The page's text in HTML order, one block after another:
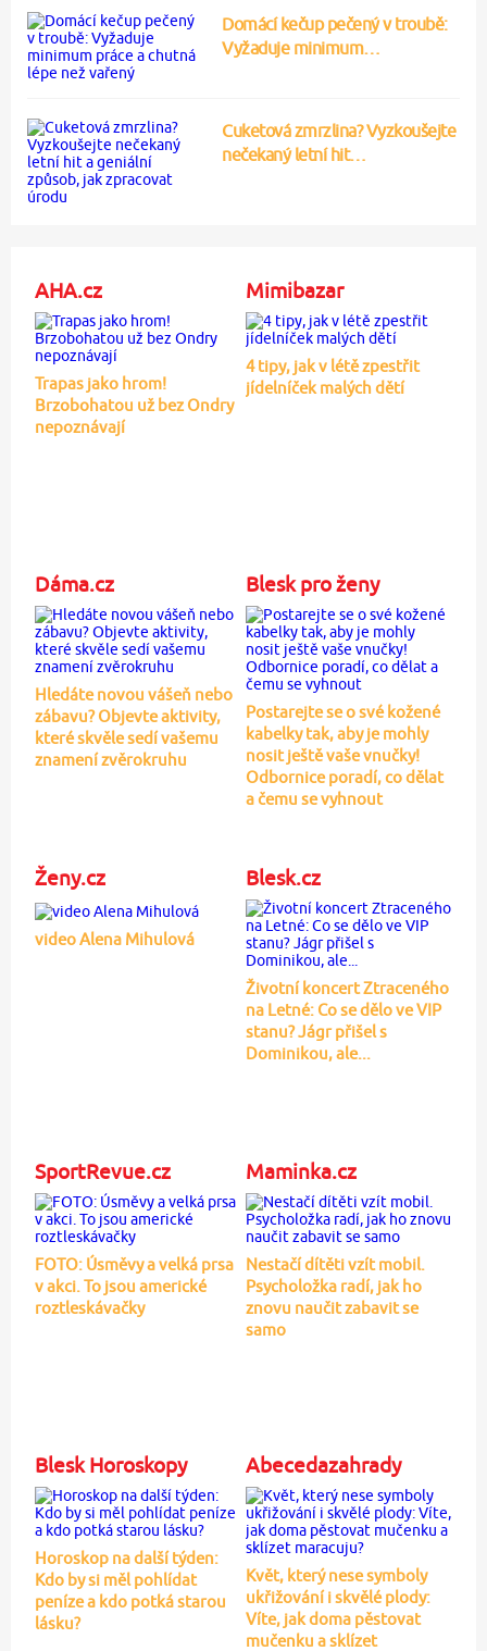
Domácí kečup pečený v troubě:
Vyžaduje minimum…
Cuketová zmrzlina? Vyzkoušejte
nečekaný letní hit…
AHA.cz
Trapas jako hrom!
Brzobohatou už bez Ondry
nepoznávají
Mimibazar
4 tipy, jak v létě zpestřit
jídelníček malých dětí
Dáma.cz
Hledáte novou vášeň nebo
zábavu? Objevte aktivity,
které skvěle sedí vašemu
znamení zvěrokruhu
Blesk pro ženy
Postarejte se o své kožené
kabelky tak, aby je mohly
nosit ještě vaše vnučky!
Odbornice poradí, co dělat
a čemu se vyhnout
Ženy.cz
video Alena Mihulová
Blesk.cz
Životní koncert Ztraceného
na Letné: Co se dělo ve VIP
stanu? Jágr přišel s
Dominikou, ale...
SportRevue.cz
FOTO: Úsměvy a velká prsa
v akci. To jsou americké
roztleskávačky
Maminka.cz
Nestačí dítěti vzít mobil.
Psycholožka radí, jak ho
znovu naučit zabavit se
samo
Blesk Horoskopy
Horoskop na další týden:
Kdo by si měl pohlídat
peníze a kdo potká starou
lásku?
Abecedazahrady
Květ, který nese symboly
ukřižování i skvělé plody:
Víte, jak doma pěstovat
mučenku a sklízet